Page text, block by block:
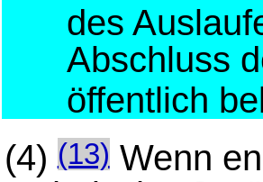
des
Abschluss
öffentlich
(4)(13) Wenn